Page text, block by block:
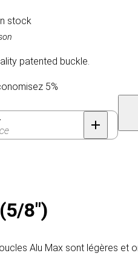
stock
patented buckle.
5%
8")
Alu Max sont légères et